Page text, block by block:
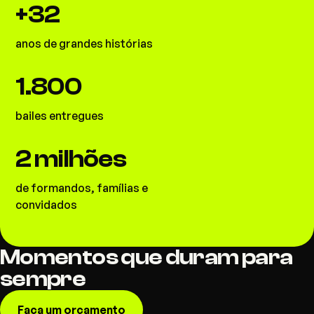
+32
anos de grandes histórias
1.800
bailes entregues
2 milhões
de formandos, famílias e
convidados
Momentos que duram para
sempre
Faça um orçamento